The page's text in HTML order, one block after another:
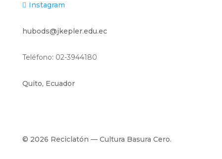
 Instagram
hubods@jkepler.edu.ec
Teléfono: 02-3944180
Quito, Ecuador
© 2026 Reciclatón — Cultura Basura Cero.